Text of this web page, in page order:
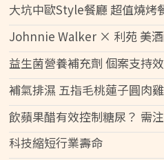
大坑中歐Style餐廳 超值燒烤
Johnnie Walker × 利苑 美
益生菌營養補充劑 個案支持
補氣排濕 五指毛桃蓮子圓肉
飲蘋果醋有效控制糖尿？ 需
科技縮短行業壽命